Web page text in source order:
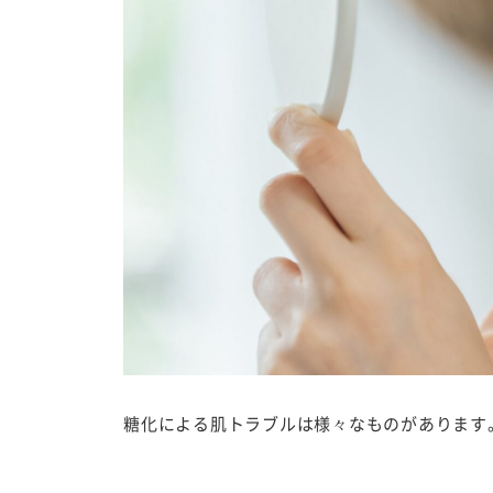
糖化による肌トラブルは様々なものがあります